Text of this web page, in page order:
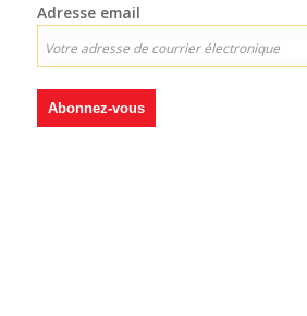
Adresse email